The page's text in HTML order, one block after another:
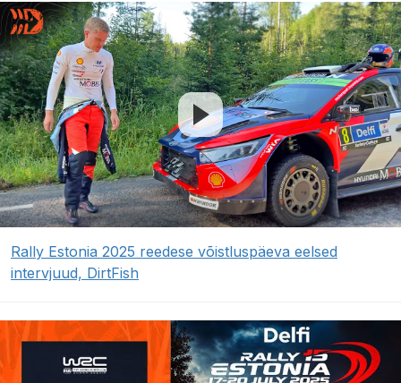
Rally Estonia 2025 reedese võistluspäeva eelsed
intervjuud, DirtFish